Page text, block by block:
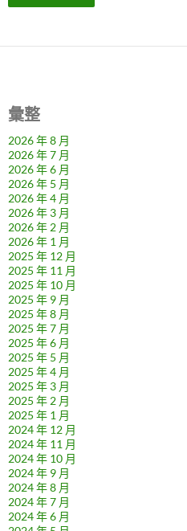
彙整
2026 年 8 月
2026 年 7 月
2026 年 6 月
2026 年 5 月
2026 年 4 月
2026 年 3 月
2026 年 2 月
2026 年 1 月
2025 年 12 月
2025 年 11 月
2025 年 10 月
2025 年 9 月
2025 年 8 月
2025 年 7 月
2025 年 6 月
2025 年 5 月
2025 年 4 月
2025 年 3 月
2025 年 2 月
2025 年 1 月
2024 年 12 月
2024 年 11 月
2024 年 10 月
2024 年 9 月
2024 年 8 月
2024 年 7 月
2024 年 6 月